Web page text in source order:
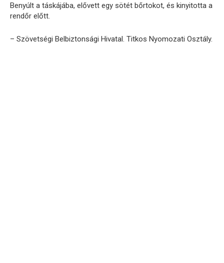
Benyúlt a táskájába, elővett egy sötét bőrtokot, és kinyitotta a
rendőr előtt.
– Szövetségi Belbiztonsági Hivatal. Titkos Nyomozati Osztály.